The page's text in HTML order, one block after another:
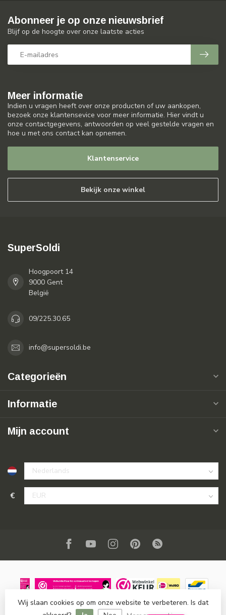
Meer informatie
Indien u vragen heeft over onze producten of uw aankopen,
bezoek onze klantensevice voor meer informatie. Hier vindt u
onze contactgegevens, antwoorden op veel gestelde vragen en
hoe u met ons contact kan opnemen.
Klantenservice
Bekijk onze winkel
Abonneer je op onze nieuwsbrief
Blijf op de hoogte over onze laatste acties
SuperSoldi
Hoogpoort 14
9000 Gent
België
09/225.30.65
info@supersoldi.be
Categorieën
Informatie
Mijn account
€
© Copyright 2026 SuperSoldi- Powered byLightspeed-
Wij slaan cookies op om onze website te verbeteren. Is dat